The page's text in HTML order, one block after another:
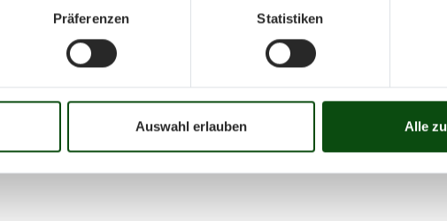
Präferenzen Statistiken
Auswahl erlauben Alle
Mo Do
02 03 07 08
16 17 18 19 20 21 22 23 24 25 26
31